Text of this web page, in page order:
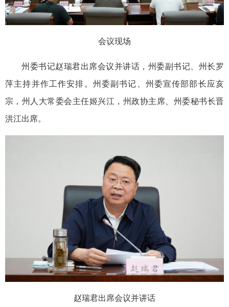
会议现场
州委书记赵瑞君出席会议并讲话，州委副书记、州长罗
萍主持并作工作安排。州委副书记、州委宣传部部长应亥
宗，州人大常委会主任姬兴江，州政协主席、州委秘书长晋
洪江出席。
赵瑞君出席会议并讲话